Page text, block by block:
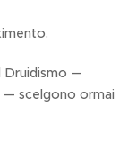
Druidismo —
scelgono ormai